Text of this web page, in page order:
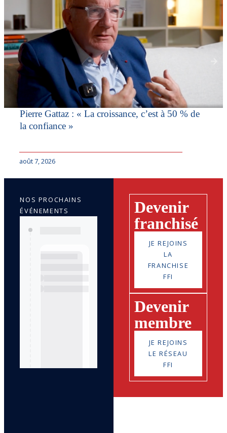
Pierre Gattaz : « La croissance, c’est à 50 % de
la confiance »
août 7, 2026
Devenir
franchisé
JE REJOINS
LA
FRANCHISE
FFI
Devenir
membre
JE REJOINS
LE RÉSEAU
FFI
NOS PROCHAINS
ÉVÉNEMENTS